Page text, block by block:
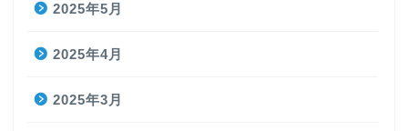
2025年5月
2025年4月
2025年3月